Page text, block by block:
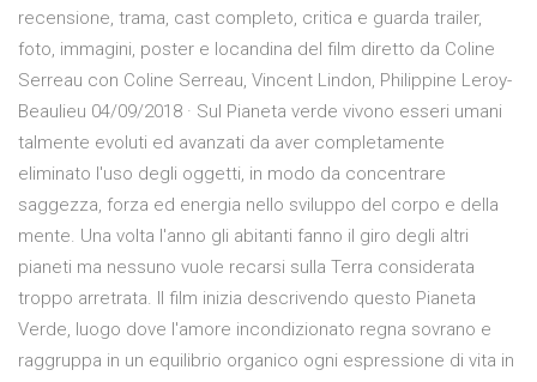
recensione, trama, cast completo, critica e guarda trailer,
foto, immagini, poster e locandina del film diretto da Coline
Serreau con Coline Serreau, Vincent Lindon, Philippine Leroy-
Beaulieu 04/09/2018 · Sul Pianeta verde vivono esseri umani
talmente evoluti ed avanzati da aver completamente
eliminato l'uso degli oggetti, in modo da concentrare
saggezza, forza ed energia nello sviluppo del corpo e della
mente. Una volta l'anno gli abitanti fanno il giro degli altri
pianeti ma nessuno vuole recarsi sulla Terra considerata
troppo arretrata. Il film inizia descrivendo questo Pianeta
Verde, luogo dove l'amore incondizionato regna sovrano e
raggruppa in un equilibrio organico ogni espressione di vita in